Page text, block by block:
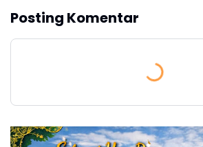
Posting Komentar